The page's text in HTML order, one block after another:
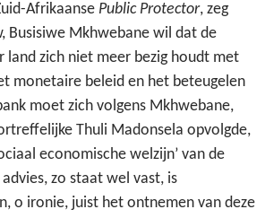
Afrikaanse Public Protector, zeg
Busisiwe Mkhwebane wil dat de
land zich niet meer bezig houdt met
monetaire beleid en het beteugelen
moet zich volgens Mkhwebane,
Thuli Madonsela opvolgde,
economische welzijn’ van de
zo staat wel vast, is
o ironie, juist het ontnemen van deze